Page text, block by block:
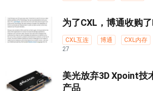
为了CXL，博通收购
CXL互连 博通 CXL内存
27
美光放弃3D Xpoint技
产品